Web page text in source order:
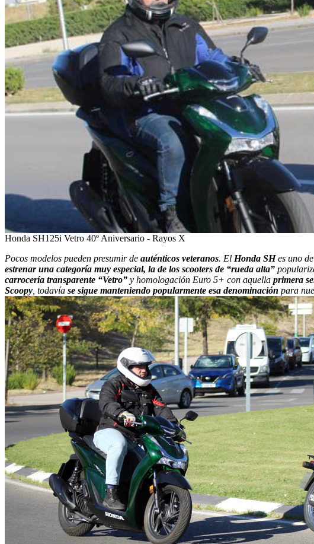
Honda SH125i Vetro 40º Aniversario - Rayos X
Pocos modelos pueden presumir de auténticos veteranos. El Honda SHes uno
estrenar una categoría muy especial, la de los scooters de “rueda alta”
carrocería transparente “Vetro” y homologación Euro 5+ con aquella primera
Scoopy , todavía se sigue manteniendo popularmente esa denominación para